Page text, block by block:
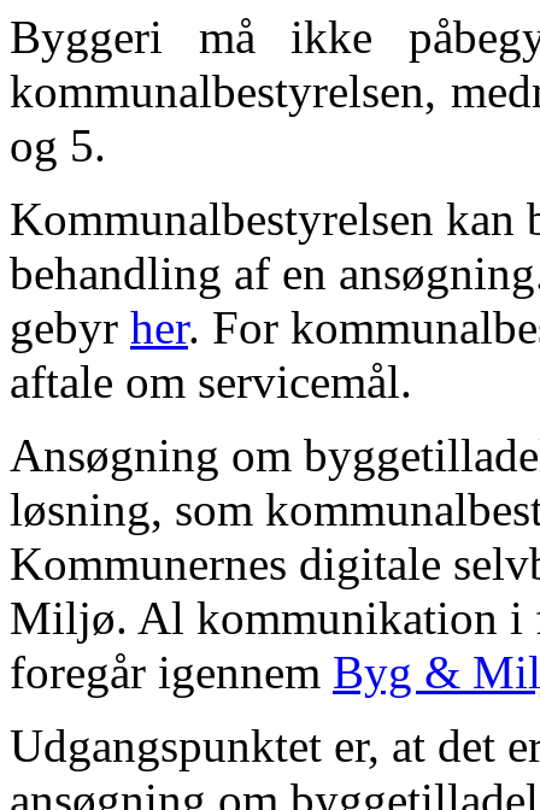
Byggeri må ikke
kommunalbestyrelsen,
og 5.
Kommunalbestyrelsen
behandling af en
gebyr her. For
aftale om servicemål.
Ansøgning om
løsning, som
Kommunernes digitale
Miljø. Al kommunikation i
foregår igennem Byg &
Udgangspunktet er, at det